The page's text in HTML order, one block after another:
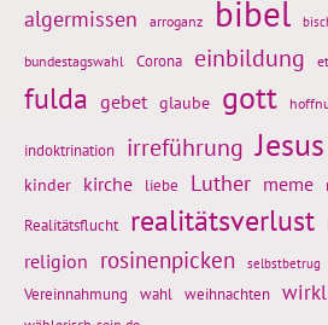
algermissen arroganz bibel
bundestagswahl Corona einbildung
fulda gebet glaube gott
indoktrination irreführung Jesus
kinder kirche liebe Luther meme
Realitätsflucht realitätsverlust
religion rosinenpicken selbstbetrug
Vereinnahmung wahl weihnachten